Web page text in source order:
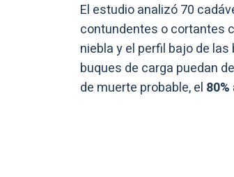
El estudio analizó 70
contundentes o cortantes
niebla y el perfil bajo de
buques de carga puedan
de muerte probable, el